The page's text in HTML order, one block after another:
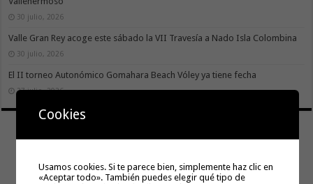
30 julio, 2026
Valle Gran Rey acoge este sábado la VII Travesía a Nado Isla Colombina
30 julio, 2026
El II torneo Autonómico Gomahara Beach Vóley ya tiene fecha
27 julio, 2026
Cookies
Usamos cookies. Si te parece bien, simplemente haz clic en
«Aceptar todo». También puedes elegir qué tipo de